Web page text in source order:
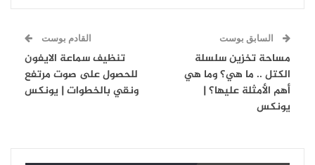
السابق بوست
مساحة تخزين سلسلة
الكتل .. ما هي؟ وما هي
أهم الأمثلة عليها؟ |
يونكس
القادم بوست
تنظيف سماعة الايفون
للحصول على صوت مرتفع
ونقي بالخطوات | يونكس